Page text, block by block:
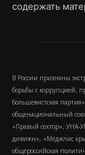
содержать
В России признаны
борьбы с коррупцией,
большевистская
общенациональный
«Правый сектор»,
дивижн», «Меджлис
общероссийская